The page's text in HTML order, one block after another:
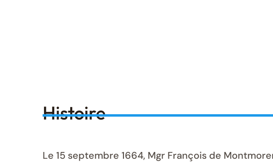
Histoire
Le 15 septembre 1664, Mgr François de